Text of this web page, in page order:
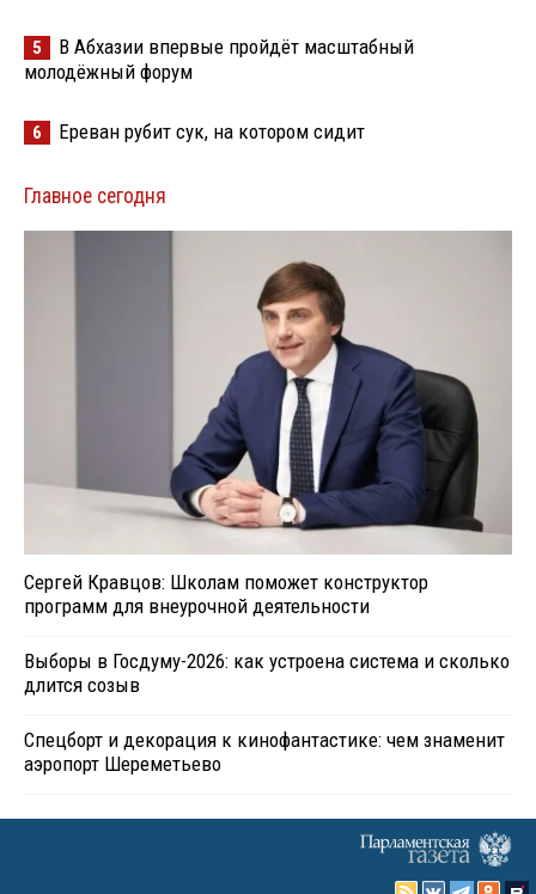
5
В Абхазии впервые пройдёт масштабный
молодёжный форум
6 Ереван рубит сук, на котором сидит
Главное сегодня
Сергей Кравцов: Школам поможет конструктор
программ для внеурочной деятельности
Выборы в Госдуму-2026: как устроена система и сколько
длится созыв
Спецборт и декорация к кинофантастике: чем знаменит
аэропорт Шереметьево